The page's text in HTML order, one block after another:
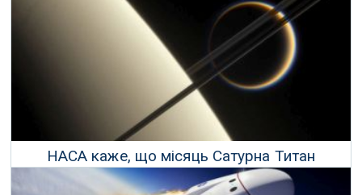
НАСА каже, що місяць Сатурна Титан
дрейфує в космос